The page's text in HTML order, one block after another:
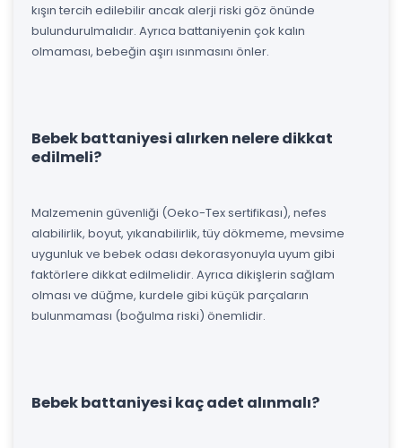
kışın tercih edilebilir ancak alerji riski göz önünde
bulundurulmalıdır. Ayrıca battaniyenin çok kalın
olmaması, bebeğin aşırı ısınmasını önler.
Bebek battaniyesi alırken nelere dikkat
edilmeli?
Malzemenin güvenliği (Oeko-Tex sertifikası), nefes
alabilirlik, boyut, yıkanabilirlik, tüy dökmeme, mevsime
uygunluk ve bebek odası dekorasyonuyla uyum gibi
faktörlere dikkat edilmelidir. Ayrıca dikişlerin sağlam
olması ve düğme, kurdele gibi küçük parçaların
bulunmaması (boğulma riski) önemlidir.
Bebek battaniyesi kaç adet alınmalı?